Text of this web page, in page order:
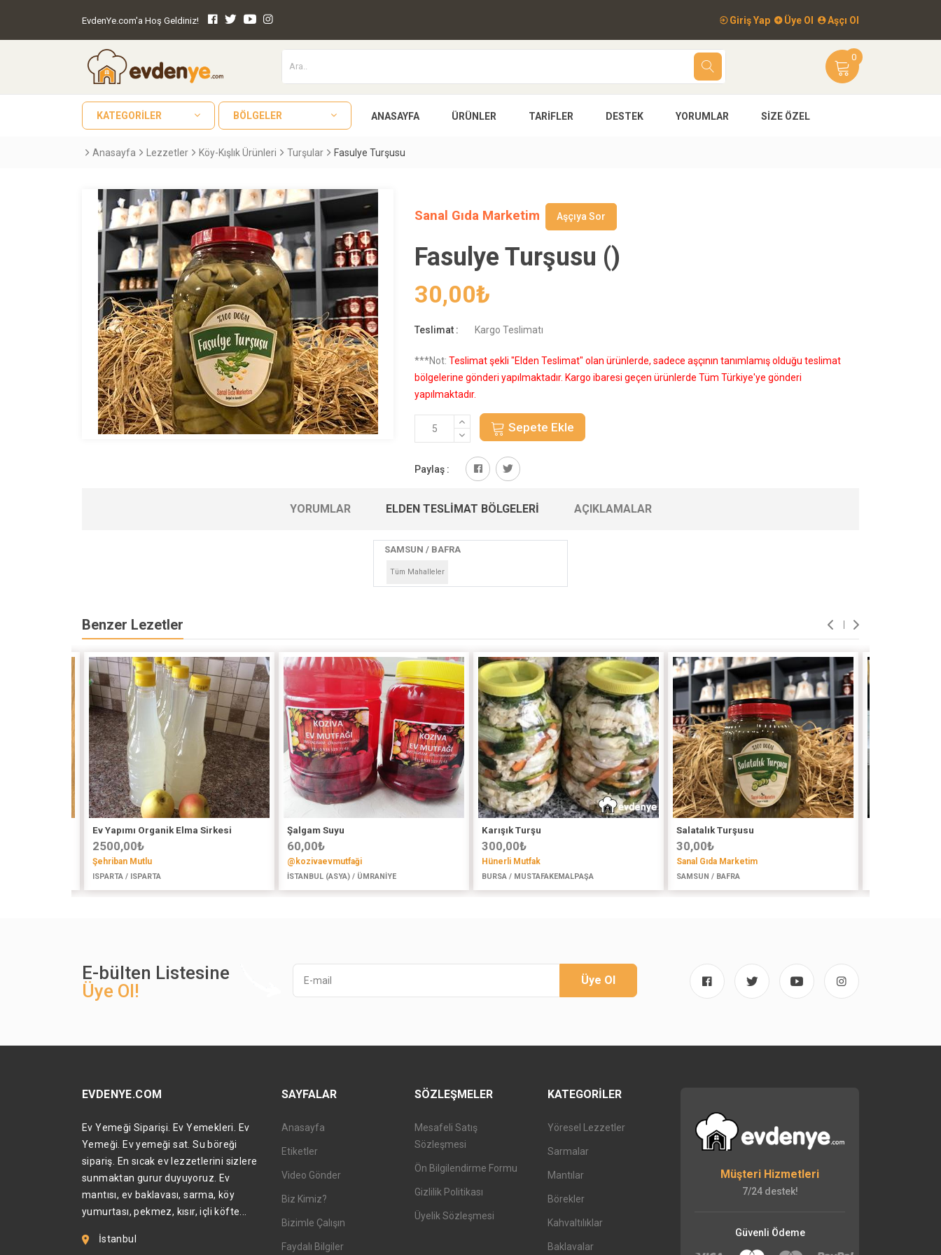
EvdenYe.com'a Hoş Geldiniz! Giriş Yap Üye Ol Aşçı Ol
0
KATEGORILER BÖLGELER ANASAYFA ÜRÜNLER TARIFLER DESTEK YORUMLAR SIZE ÖZEL
Anasayfa Lezzetler Köy-Kışlık Ürünleri Turşular Fasulye Turşusu
Sanal Gıda Marketim Aşçıya Sor
Fasulye Turşusu ()
30,00₺
Teslimat : Kargo Teslimatı
***Not: Teslimat şekli "Elden Teslimat" olan ürünlerde, sadece aşçının tanımlamış olduğu teslimat
bölgelerine gönderi yapılmaktadır. Kargo ibaresi geçen ürünlerde Tüm Türkiye'ye gönderi
yapılmaktadır.
Sepete Ekle
Paylaş :
YORUMLAR ELDEN TESLIMAT BÖLGELERI AÇIKLAMALAR
SAMSUN / BAFRA
Tüm Mahalleler
Benzer Lezetler
Ev Yapımı Organik Elma Sirkesi
2500,00₺
Şehriban Mutlu
ISPARTA / ISPARTA
Şalgam Suyu
60,00₺
@kozivaevmutfaği
İSTANBUL (ASYA) / ÜMRANİYE
Karışık Turşu
300,00₺
Hünerli Mutfak
BURSA / MUSTAFAKEMALPAŞA
Salatalık Turşusu
30,00₺
Sanal Gıda Marketim
SAMSUN / BAFRA
E-bülten Listesine
Üye Ol!
Üye Ol
EVDENYE.COM
Ev Yemeği Siparişi. Ev Yemekleri. Ev
Yemeği. Ev yemeği sat. Su böreği
sipariş. En sıcak ev lezzetlerini sizlere
sunmaktan gurur duyuyoruz. Ev
mantısı, ev baklavası, sarma, köy
yumurtası, pekmez, kısır, içli köfte...
İstanbul
SAYFALAR
Anasayfa
Etiketler
Video Gönder
Biz Kimiz?
Bizimle Çalışın
Faydalı Bilgiler
SÖZLEŞMELER
Mesafeli Satış
Sözleşmesi
Ön Bilgilendirme Formu
Gizlilik Politikası
Üyelik Sözleşmesi
KATEGORILER
Yöresel Lezzetler
Sarmalar
Mantılar
Börekler
Kahvaltılıklar
Baklavalar
Müşteri Hizmetleri
7/24 destek!
Güvenli Ödeme